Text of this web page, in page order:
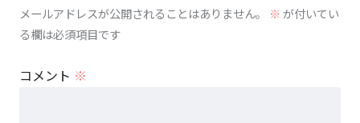
メールアドレスが公開されることはありません。 ※が付いてい
る欄は必須項目です
コメント ※